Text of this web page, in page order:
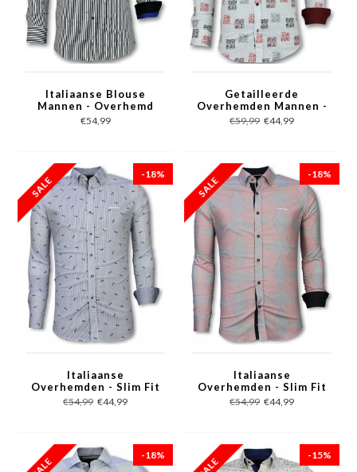
Italiaanse Blouse
Mannen - Overhemd
met Streepjes - 3026 -
Wit
€54,99
Getailleerde
Overhemden Mannen -
Bloemen Blouse
Heren - 3012 - Wit
€59,99 €44,99
-18%
Italiaanse
Overhemden - Slim Fit
Overhemd - Blouse
Fishbone Pattern -
€54,99 €44,99
-18%
Italiaanse
Overhemden - Slim Fit
Overhemd - Blouse
Line Pattern - Rood
€54,99 €44,99
-18% -15%